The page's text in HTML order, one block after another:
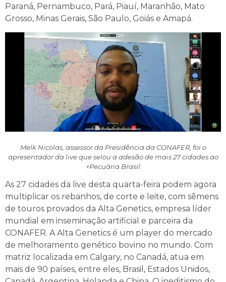
Paraná, Pernambuco, Pará, Piauí, Maranhão, Mato
Grosso, Minas Gerais, São Paulo, Goiás e Amapá.
Melk Nicolas, assessor da Presidência da CONAFER, foi o
apresentador da live que selou a adesão de mais 27 cidades ao
+Pecuária Brasil
As 27 cidades da live desta quarta-feira podem agora
multiplicar os rebanhos, de corte e leite, com sêmens
de touros provados da Alta Genetics, empresa líder
mundial em inseminação artificial e parceira da
CONAFER. A Alta Genetics é um player do mercado
de melhoramento genético bovino no mundo. Com
matriz localizada em Calgary, no Canadá, atua em
mais de 90 países, entre eles, Brasil, Estados Unidos,